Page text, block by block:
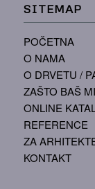
SITEMAP
POČETNA
O NAMA
O DRVETU /
ZAŠTO BAŠ MI
ONLINE
REFERENCE
ZA
KONTAKT